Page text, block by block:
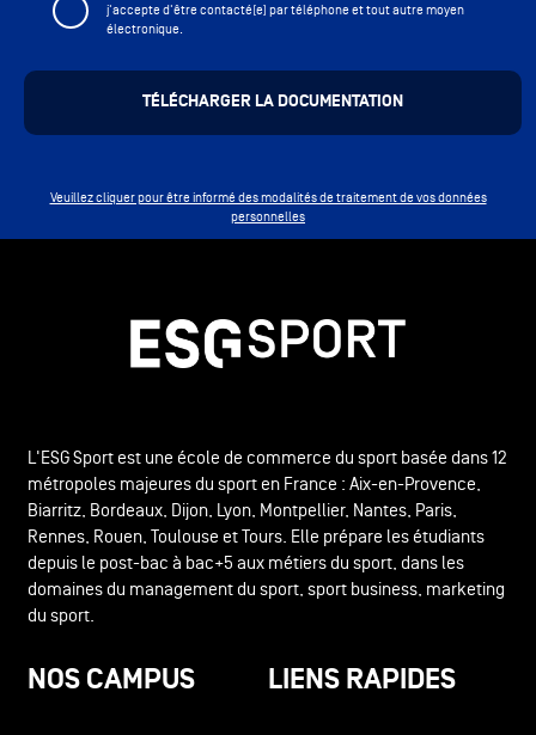
j'accepte d'être contacté(e) par téléphone et tout autre moyen
électronique.
Veuillez cliquer pour être informé des modalités de traitement de vos données
personnelles
L'ESG Sport est une école de commerce du sport basée dans 12
métropoles majeures du sport en France : Aix-en-Provence,
Biarritz, Bordeaux, Dijon, Lyon, Montpellier, Nantes, Paris,
Rennes, Rouen, Toulouse et Tours. Elle prépare les étudiants
depuis le post-bac à bac+5 aux métiers du sport, dans les
domaines du management du sport, sport business, marketing
du sport.
NOS CAMPUS LIENS RAPIDES